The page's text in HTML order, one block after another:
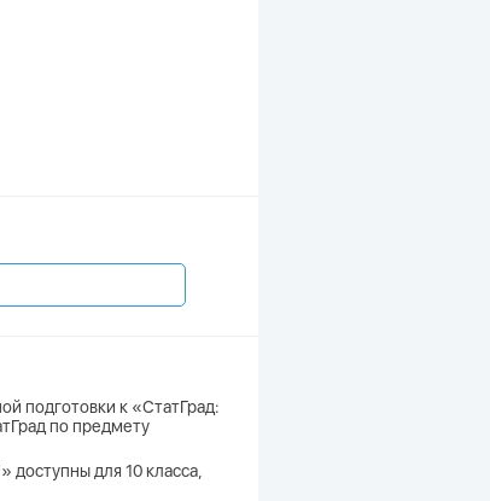
подготовки к «СтатГрад:
по предмету
доступны для 10 класса,